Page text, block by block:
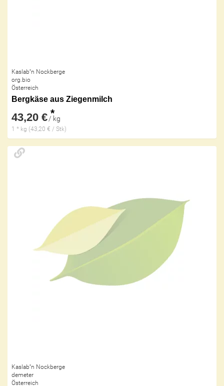
Kaslab''n Nockberge
org.bio
Österreich
Bergkäse aus Ziegenmilch
43,20 € *
/ kg
1 * kg (43,20 € / Stk)
Kaslab''n Nockberge
demeter
Österreich